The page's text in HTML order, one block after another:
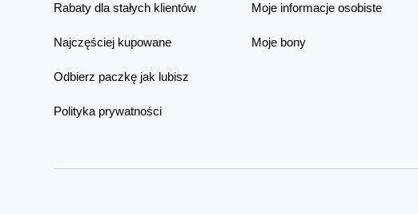
Rabaty dla stałych klientów
Najczęściej kupowane
Odbierz paczkę jak lubisz
Polityka prywatności
Moje informacje osobiste
Moje bony